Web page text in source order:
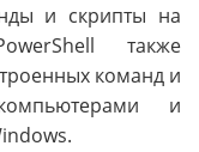
и скрипты на
также
команд и
и